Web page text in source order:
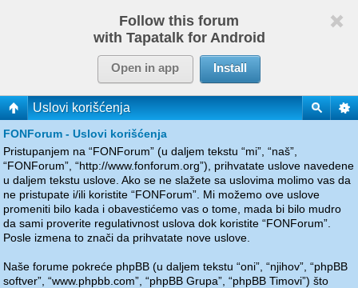
Follow this forum
with Tapatalk for Android
Open in app Install
Uslovi korišćenja
FONForum - Uslovi korišćenja
Pristupanjem na “FONForum” (u daljem tekstu “mi”, “naš”,
“FONForum”, “http://www.fonforum.org”), prihvatate uslove navedene
u daljem tekstu uslove. Ako se ne slažete sa uslovima molimo vas da
ne pristupate i/ili koristite “FONForum”. Mi možemo ove uslove
promeniti bilo kada i obavestićemo vas o tome, mada bi bilo mudro
da sami proverite regulativnost uslova dok koristite “FONForum”.
Posle izmena to znači da prihvatate nove uslove.
Naše forume pokreće phpBB (u daljem tekstu “oni”, “njihov”, “phpBB
softver”, “www.phpbb.com”, “phpBB Grupa”, “phpBB Timovi”) što